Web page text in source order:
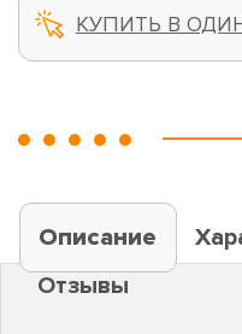
КУПИТЬ В
Описание
Отзывы